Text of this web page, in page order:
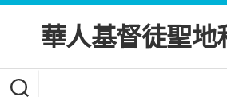
Skip
content華人基督徒聖地